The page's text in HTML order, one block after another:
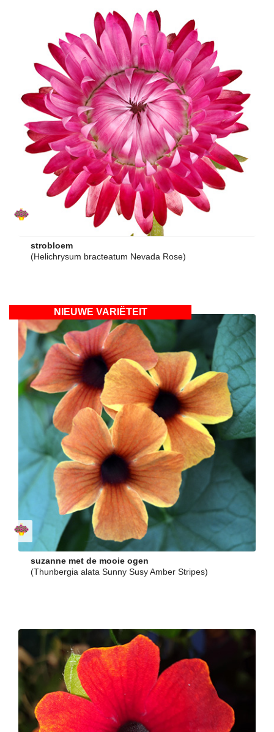
strobloem
(Helichrysum bracteatum Nevada Rose)
NIEUWE VARIËTEIT
suzanne met de mooie ogen
(Thunbergia alata Sunny Susy Amber Stripes)